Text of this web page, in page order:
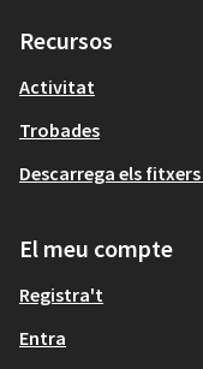
Recursos
Activitat
Trobades
Descarrega els
El meu compte
Registra't
Entra